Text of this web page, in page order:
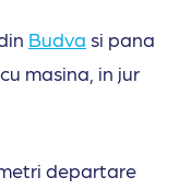
Budva si pana
masina, in jur
departare